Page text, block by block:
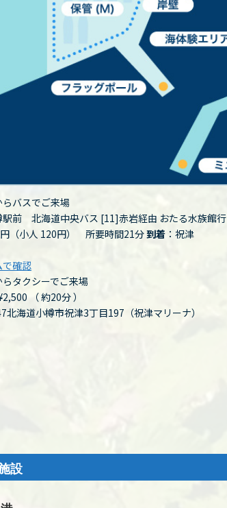
バスでご来場
駅前 北海道中央バス [11]赤岩経由 おたる水族館行
円（小人 120円） 所要時間21分到着 ：祝津
で確認
タクシーでご来場
（約20分）
北海道小樽市祝津3丁目197（祝津マリーナ）
設